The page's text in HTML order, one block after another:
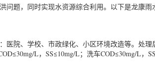
问题，同时实现水资源综合利用。以下是龙康雨
院、学校、市政绿化、小区环境改造等。处理
L，SS≤10mg/L；洗车COD≤30mg/L，